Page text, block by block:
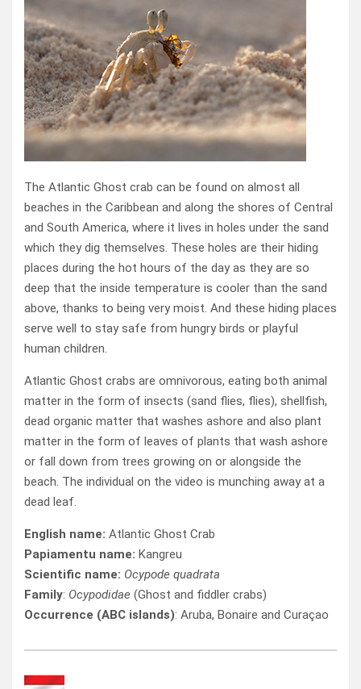
The Atlantic Ghost crab can be found on almost all
beaches in the Caribbean and along the shores of Central
and South America, where it lives in holes under the sand
which they dig themselves. These holes are their hiding
places during the hot hours of the day as they are so
deep that the inside temperature is cooler than the sand
above, thanks to being very moist. And these hiding places
serve well to stay safe from hungry birds or playful
human children.
Atlantic Ghost crabs are omnivorous, eating both animal
matter in the form of insects (sand flies, flies), shellfish,
dead organic matter that washes ashore and also plant
matter in the form of leaves of plants that wash ashore
or fall down from trees growing on or alongside the
beach. The individual on the video is munching away at a
dead leaf.
English name: Atlantic Ghost Crab
Papiamentu name: Kangreu
Scientific name: Ocypode quadrata
Family: Ocypodidae (Ghost and fiddler crabs)
Occurrence (ABC islands): Aruba, Bonaire and Curaçao